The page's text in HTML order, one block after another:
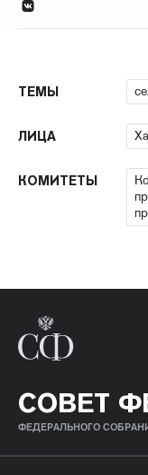
ТЕМЫ
ЛИЦА
КОМИТЕТЫ
СОВЕТ
ФЕДЕРАЛЬНОГО